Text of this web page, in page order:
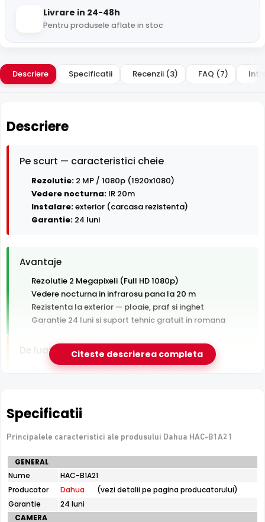
Livrare in 24-48h
Pentru produsele aflate in stoc
Descriere Specificatii Recenzii (3) FAQ (7)
Descriere
Pe scurt — caracteristici cheie
Rezolutie: 2 MP / 1080p (1920x1080)
Vedere nocturna: IR 20m
Instalare:exterior (carcasa rezistenta)
Garantie: 24 luni
Avantaje
Rezolutie 2 Megapixeli (Full HD 1080p)
Vedere nocturna in infrarosu pana la 20 m
Rezistenta la exterior — ploaie, praf si inghet
Garantie 24 luni si suport tehnic gratuit in romana
De luat in calcul
Distanta IR modesta (20 m) — potrivita pentru incaperi
conecteaza direct la retea
curtea si exteriorul casei.
Citeste descrierea completa
Specificatii
Principalele caracteristici ale produsului Dahua HAC-B1A21
Specificatii
tehnice
Dahua
HAC-
B1A21
GENERAL
Nume
HAC-B1A21
Producator
Dahua
(vezi detalii pe pagina producatorului)
Garantie
24 luni
CAMERA